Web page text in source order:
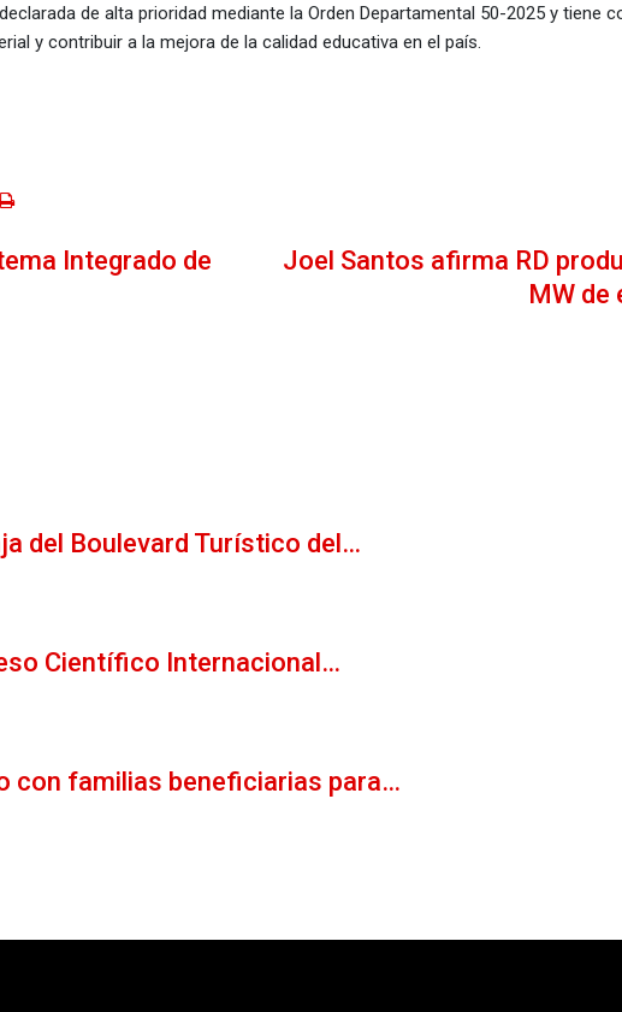
de alta prioridad mediante la Orden Departamental 50-2025 y tiene
y contribuir a la mejora de la calidad educativa en el país.
Print
Integrado de
Joel Santos afirma RD
MW de
del Boulevard Turístico del…
Científico Internacional…
con familias beneficiarias para…